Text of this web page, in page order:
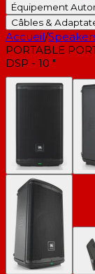
Équipement
Câbles &
Accueil/
PORTABLE
DSP - 10 "